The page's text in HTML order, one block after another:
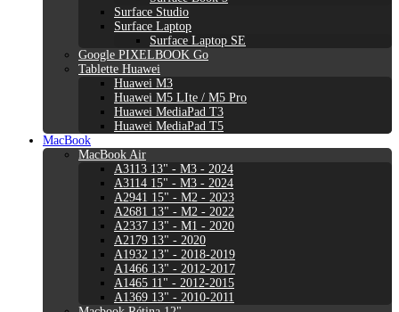
Surface Studio
Surface Laptop
Surface Laptop SE
Google PIXELBOOK Go
Tablette Huawei
Huawei M3
Huawei M5 LIte / M5 Pro
Huawei MediaPad T3
Huawei MediaPad T5
MacBook
MacBook Air
A3113 13" - M3 - 2024
A3114 15" - M3 - 2024
A2941 15" - M2 - 2023
A2681 13" - M2 - 2022
A2337 13" - M1 - 2020
A2179 13" - 2020
A1932 13" - 2018-2019
A1466 13" - 2012-2017
A1465 11" - 2012-2015
A1369 13" - 2010-2011